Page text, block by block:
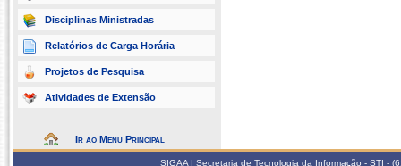
Disciplinas Ministradas
Relatórios de Carga Horária
Projetos de Pesquisa
Atividades de Extensão
Ir ao Menu Principal
SIGAA | Secretaria de Tecnologia da Informação - STI -